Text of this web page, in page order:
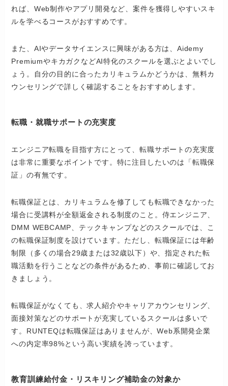
れば、Web制作やアプリ開発など、案件を獲得しやすいスキ
ルを学べるコースがおすすめです。
また、AIやデータサイエンスに興味がある方は、Aidemy
PremiumやキカガクなどAI特化のスクールを選ぶとよいでし
ょう。自分の目的に合ったカリキュラムかどうかは、無料カ
ウンセリングで詳しく確認することをおすすめします。
転職・就職サポートの充実度
エンジニア転職を目指す方にとって、転職サポートの充実度
は非常に重要なポイントです。特に注目したいのは「転職保
証」の有無です。
転職保証とは、カリキュラムを修了しても転職できなかった
場合に受講料が全額返金される制度のこと。侍エンジニア、
DMM WEBCAMP、テックキャンプなどのスクールでは、こ
の転職保証制度を設けています。ただし、転職保証には年齢
制限（多くの場合29歳または32歳以下）や、指定された転
職活動を行うことなどの条件があるため、事前に確認してお
きましょう。
転職保証がなくても、求人紹介やキャリアカウンセリング、
面接対策などのサポートが充実しているスクールは多いで
す。RUNTEQは転職保証はありませんが、Web系開発企業
への内定率98%という高い実績を誇っています。
教育訓練給付金・リスキリング補助金の対象か